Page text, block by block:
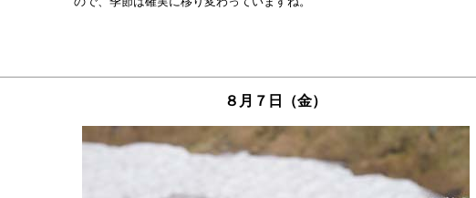
８月７日（金）